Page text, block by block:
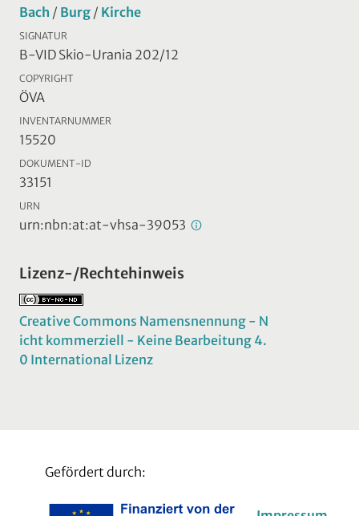
Bach / Burg / Kirche
SIGNATUR
B-VID Skio-Urania 202/12
COPYRIGHT
ÖVA
INVENTARNUMMER
15520
DOKUMENT-ID
33151
URN
urn:nbn:at:at-vhsa-39053
Lizenz-/Rechtehinweis
Creative Commons Namensnennung - N
icht kommerziell - Keine Bearbeitung 4.
0 International Lizenz
Gefördert durch: